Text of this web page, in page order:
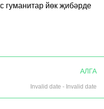
гуманитар йөк җибәрде
АЛГА
Invalid date - Invalid date